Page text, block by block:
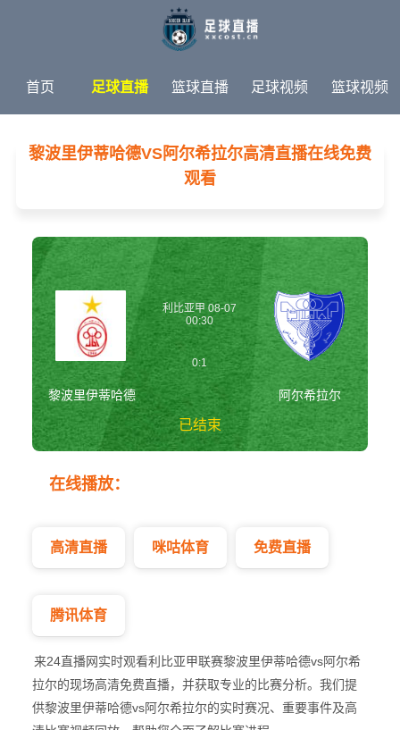
首页 足球直播 篮球直播 足球视频 篮球视频
足球新闻 篮球新闻 体育专题
黎波里伊蒂哈德VS阿尔希拉尔高清直播在线免费
观看
黎波里伊蒂哈德
利比亚甲 08-07
00:30
0:1
已结束
阿尔希拉尔
在线播放：
高清直播 咪咕体育 免费直播
腾讯体育
来24直播网实时观看利比亚甲联赛黎波里伊蒂哈德vs阿尔希
拉尔的现场高清免费直播，并获取专业的比赛分析。我们提
供黎波里伊蒂哈德vs阿尔希拉尔的实时赛况、重要事件及高